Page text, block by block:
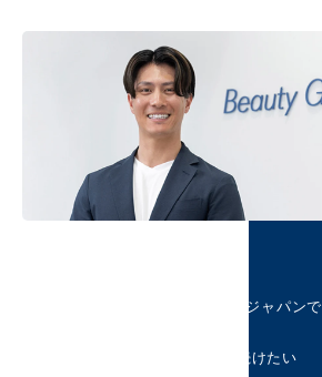
カテゴリー市場No.1*のシック・ジャパンで
自律的な働き方で自身も成長し続けたい